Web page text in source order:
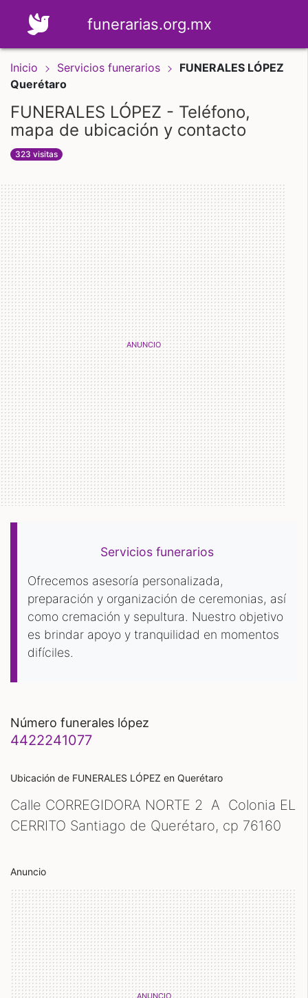
funerarias.org.mx
Inicio Servicios funerarios
FUNERALES LÓPEZ
Querétaro
FUNERALES LÓPEZ - Teléfono,
mapa de ubicación y contacto
323 visitas
Servicios funerarios
Ofrecemos asesoría personalizada,
preparación y organización de ceremonias, así
como cremación y sepultura. Nuestro objetivo
es brindar apoyo y tranquilidad en momentos
difíciles.
número funerales lópez
4422241077
Ubicación de FUNERALES LÓPEZ en Querétaro
Calle CORREGIDORA NORTE 2 A Colonia EL
CERRITO Santiago de Querétaro, cp 76160
Anuncio